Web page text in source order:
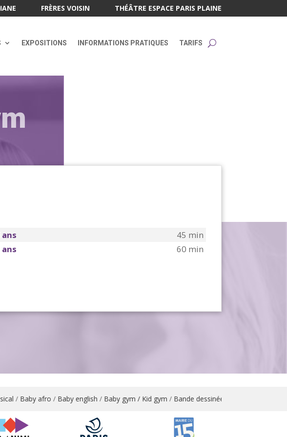
FRÈRES VOISIN THÉÂTRE ESPACE PARIS PLAINE
EXPOSITIONS INFORMATIONS PRATIQUES TARIFS
45 min
60 min
/Baby afro/Baby english/Baby gym / Kid gym/Bande dessinée/